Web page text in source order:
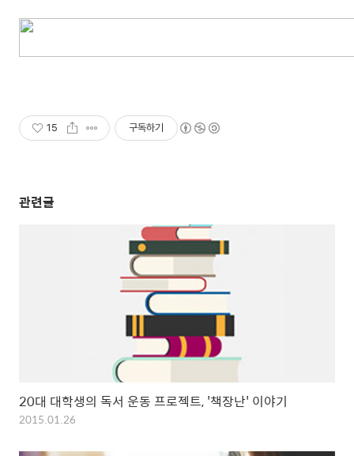
15 구독하기
관련글
20대 대학생의 독서 운동 프로젝트, '책장난' 이야기
2015.01.26